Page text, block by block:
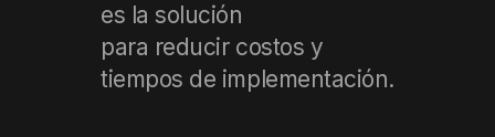
es la solución
para reducir costos y
tiempos de implementación.